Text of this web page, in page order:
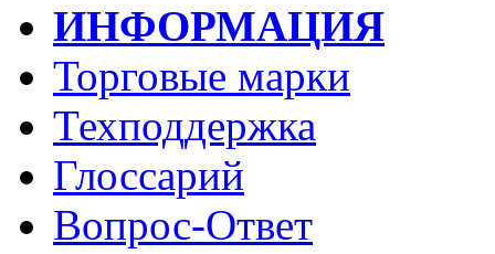
ИНФОРМАЦИЯ
Торговые марки
Техподдержка
Глоссарий
Вопрос-Ответ